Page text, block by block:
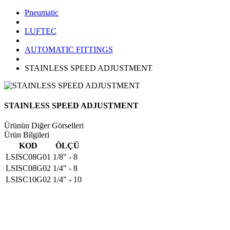
Pneumatic
LUFTEC
AUTOMATIC FITTINGS
STAINLESS SPEED ADJUSTMENT
STAINLESS SPEED ADJUSTMENT
Ürünün Diğer Görselleri
Ürün Bilgileri
KOD
ÖLÇÜ
LSISC08G01 1/8" - 8
LSISC08G02 1/4" - 8
LSISC10G02 1/4" - 10